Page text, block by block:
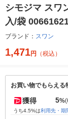
シモジマ スワ
入/袋
ブランド： スワン
1,471円 （税込）
お買い物でもらえる
獲得 5%
うち4.5%は利用先・期